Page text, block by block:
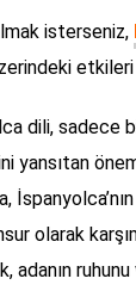
isterseniz,
dili, sadece
yansıtan
olarak
adanın